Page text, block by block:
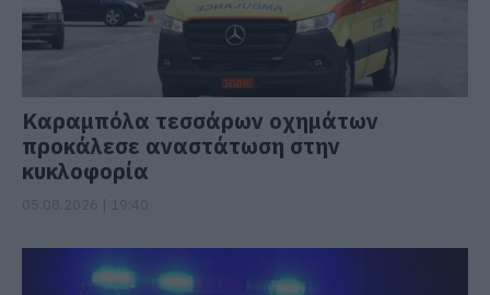
Καραμπόλα τεσσάρων οχημάτων
προκάλεσε αναστάτωση στην
κυκλοφορία